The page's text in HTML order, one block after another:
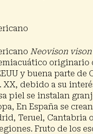
Neovison vison
originario
y buena parte de
XX, debido a su
piel se instalan
En España se
Teruel, Cantabria
Fruto de los